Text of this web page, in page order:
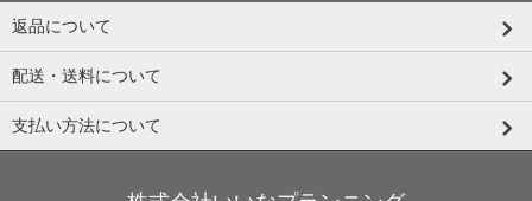
返品について
配送・送料について
支払い方法について